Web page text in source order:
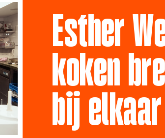
Esther
koken
bij elkaar